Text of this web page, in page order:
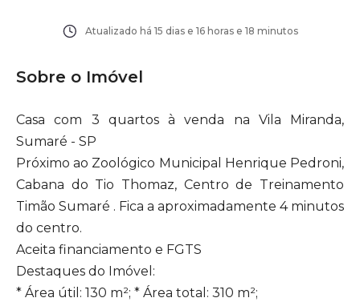
Atualizado há 15 dias e 16 horas e 18 minutos
Sobre o Imóvel
Casa com 3 quartos à venda na Vila Miranda,
Sumaré - SP
Próximo ao Zoológico Municipal Henrique Pedroni,
Cabana do Tio Thomaz, Centro de Treinamento
Timão Sumaré . Fica a aproximadamente 4 minutos
do centro.
Aceita financiamento e FGTS
Destaques do Imóvel:
* Área útil: 130 m²; * Área total: 310 m²;